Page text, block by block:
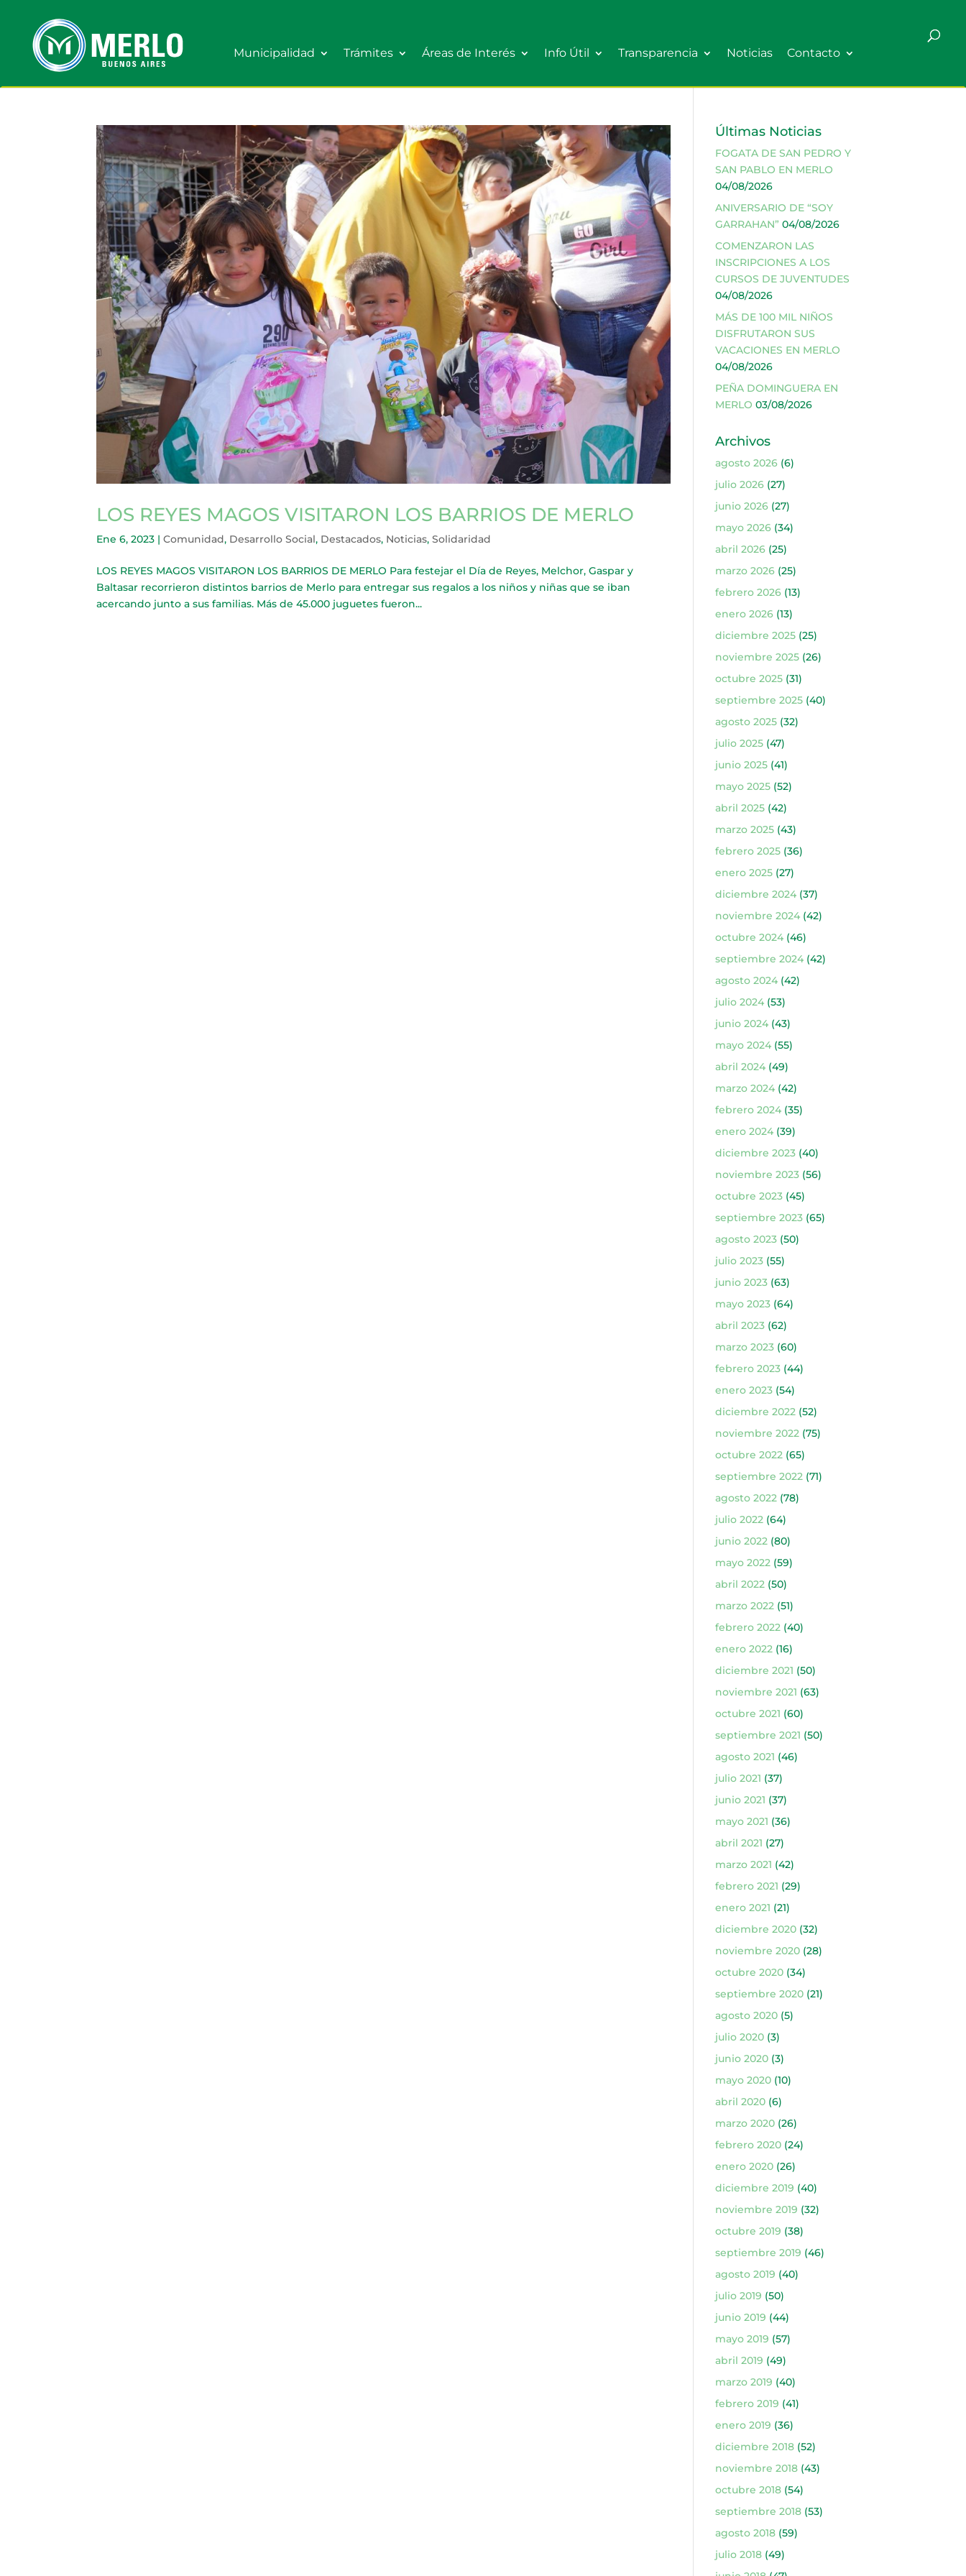
Municipalidad Trámites Áreas de Interés Info Útil Transparencia Noticias Contacto
LOS REYES MAGOS VISITARON LOS BARRIOS DE MERLO
Ene 6, 2023 |Comunidad, Desarrollo Social, Destacados, Noticias,Solidaridad
LOS REYES MAGOS VISITARON LOS BARRIOS DE MERLO Para festejar el Día de Reyes, Melchor, Gaspar y
Baltasar recorrieron distintos barrios de Merlo para entregar sus regalos a los niños y niñas que se iban
acercando junto a sus familias. Más de 45.000 juguetes fueron...
Últimas Noticias
FOGATA DE SAN PEDRO Y
SAN PABLO EN MERLO
04/08/2026
ANIVERSARIO DE “SOY
GARRAHAN” 04/08/2026
COMENZARON LAS
INSCRIPCIONES A LOS
CURSOS DE JUVENTUDES
04/08/2026
MÁS DE 100 MIL NIÑOS
DISFRUTARON SUS
VACACIONES EN MERLO
04/08/2026
PEÑA DOMINGUERA EN
MERLO 03/08/2026
Archivos
agosto 2026(6)
julio 2026(27)
junio 2026(27)
mayo 2026(34)
abril 2026(25)
marzo 2026(25)
febrero 2026(13)
enero 2026(13)
diciembre 2025(25)
noviembre 2025(26)
octubre 2025(31)
septiembre 2025(40)
agosto 2025(32)
julio 2025(47)
junio 2025(41)
mayo 2025(52)
abril 2025(42)
marzo 2025(43)
febrero 2025(36)
enero 2025(27)
diciembre 2024(37)
noviembre 2024(42)
octubre 2024(46)
septiembre 2024(42)
agosto 2024(42)
julio 2024(53)
junio 2024(43)
mayo 2024(55)
abril 2024(49)
marzo 2024(42)
febrero 2024(35)
enero 2024(39)
diciembre 2023(40)
noviembre 2023(56)
octubre 2023(45)
septiembre 2023(65)
agosto 2023(50)
julio 2023(55)
junio 2023(63)
mayo 2023(64)
abril 2023(62)
marzo 2023(60)
febrero 2023(44)
enero 2023(54)
diciembre 2022(52)
noviembre 2022(75)
octubre 2022(65)
septiembre 2022(71)
agosto 2022(78)
julio 2022(64)
junio 2022(80)
mayo 2022(59)
abril 2022(50)
marzo 2022(51)
febrero 2022(40)
enero 2022(16)
diciembre 2021 (50)
noviembre 2021 (63)
octubre 2021 (60)
septiembre 2021 (50)
agosto 2021 (46)
julio 2021 (37)
junio 2021 (37)
mayo 2021 (36)
abril 2021 (27)
marzo 2021 (42)
febrero 2021 (29)
enero 2021 (21)
diciembre 2020(32)
noviembre 2020(28)
octubre 2020(34)
septiembre 2020(21)
agosto 2020(5)
julio 2020(3)
junio 2020(3)
mayo 2020(10)
abril 2020(6)
marzo 2020(26)
febrero 2020(24)
enero 2020(26)
diciembre 2019 (40)
noviembre 2019 (32)
octubre 2019 (38)
septiembre 2019 (46)
agosto 2019 (40)
julio 2019 (50)
junio 2019 (44)
mayo 2019 (57)
abril 2019 (49)
marzo 2019 (40)
febrero 2019 (41)
enero 2019 (36)
diciembre 2018(52)
noviembre 2018(43)
octubre 2018(54)
septiembre 2018(53)
agosto 2018(59)
julio 2018(49)